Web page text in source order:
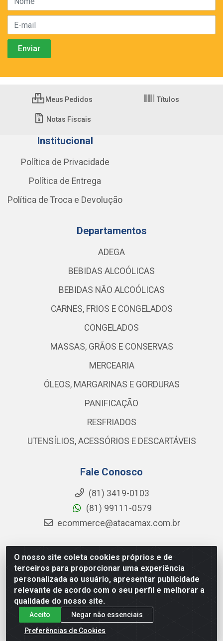
O nosso site coleta cookies próprios e de
terceiros para proporcionar uma experiência
personalizada ao usuário, apresentar publicidade
relevante de acordo com o seu perfil e melhorar a
qualidade do nosso site.
Aceito
Negar não essenciais
Preferências de Cookies
Meus Pedidos Títulos
Notas Fiscais
Institucional
Política de Privacidade
Política de Entrega
Política de Troca e Devolução
Departamentos
ADEGA
BEBIDAS ALCOÓLICAS
BEBIDAS NÃO ALCOÓLICAS
CARNES, FRIOS E CONGELADOS
CONGELADOS
MASSAS, GRÃOS E CONSERVAS
MERCEARIA
ÓLEOS, MARGARINAS E GORDURAS
PANIFICAÇÃO
RESFRIADOS
UTENSÍLIOS, ACESSÓRIOS E DESCARTÁVEIS
Fale Conosco
(81) 3419-0103
(81) 99111-0579
ecommerce@atacamax.com.br
Atacamax Importadora de Alimentos LTDA - RODOVIA BR-
101 - SUL, KM 79,60 GP E GALPAO:D - Muribeca, Jaboatão dos
Guararapes - PE, 54355-010 - CNPJ 08.305.623/0001-84